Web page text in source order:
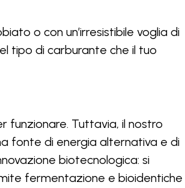
o con un’irresistibile voglia di
tipo di carburante che il tuo
funzionare. Tuttavia, il nostro
fonte di energia alternativa e di
biotecnologica: si
fermentazione e bioidentiche